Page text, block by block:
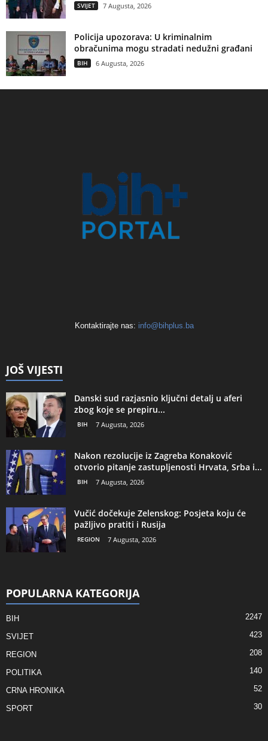
SVIJET 7 Augusta, 2026
Policija upozorava: U kriminalnim
obračunima mogu stradati nedužni građani
BIH 6 Augusta, 2026
Kontaktirajte nas: info@bihplus.ba
JOŠ VIJESTI
Danski sud razjasnio ključni detalj u aferi
zbog koje se prepiru...
BIH 7 Augusta, 2026
Nakon rezolucije iz Zagreba Konaković
otvorio pitanje zastupljenosti Hrvata, Srba i...
BIH 7 Augusta, 2026
Vučić dočekuje Zelenskog: Posjeta koju će
pažljivo pratiti i Rusija
REGION 7 Augusta, 2026
POPULARNA KATEGORIJA
BIH 2247
SVIJET 423
REGION 208
POLITIKA 140
CRNA HRONIKA 52
SPORT 30